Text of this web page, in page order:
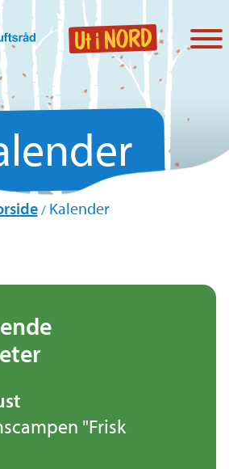
/ Kalender
"Frisk